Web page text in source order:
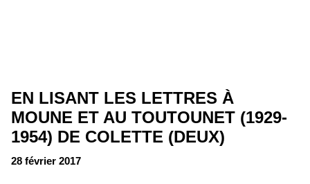
EN LISANT LES LETTRES À
MOUNE ET AU TOUTOUNET (1929-
1954) DE COLETTE (DEUX)
28 février 2017